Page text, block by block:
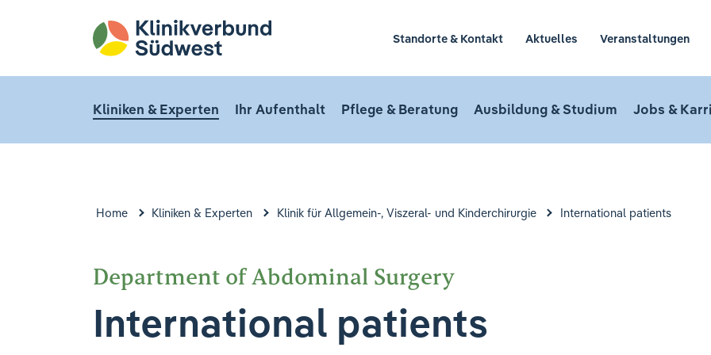
Standorte & Kontakt Aktuelles Veranstaltungen
Kliniken & Experten Ihr Aufenthalt Pflege & Beratung Ausbildung & Studium Jobs &
Home Kliniken & Experten Klinik für Allgemein-, Viszeral- und Kinderchirurgie International patients
Department of Abdominal Surgery
International patients